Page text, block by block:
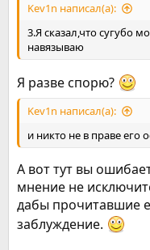
Kev1n написал(а):
3.Я сказал,что сугубо
навязываю
Я разве спорю?
Kev1n написал(а):
и никто не в праве его
А вот тут вы
мнение не
дабы прочитавшие
заблуждение.